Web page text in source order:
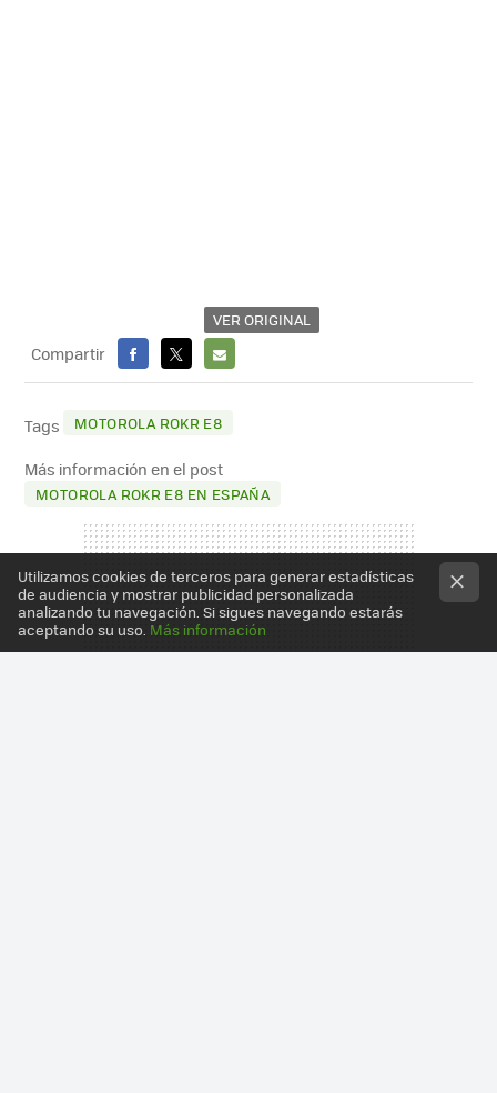
VER ORIGINAL
Compartir
FACEBOOK
X
E-
MAIL
Tags MOTOROLA ROKR E8
Más información en el post
MOTOROLA ROKR E8 EN ESPAÑA
Utilizamos cookies de terceros para generar estadísticas
de audiencia y mostrar publicidad personalizada
analizando tu navegación. Si sigues navegando estarás
aceptando su uso. Más información